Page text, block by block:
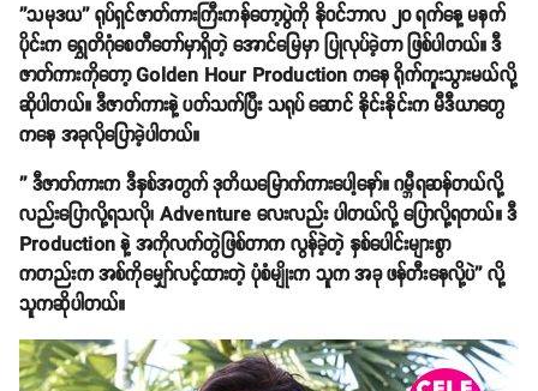
''သမုဒယ'' ရုပ်ရှင်ဇာတ်ကားကြီးကန်တော့ပွဲကို နိုဝင်ဘာလ ၂၀ ရက်နေ့ မနက်
ပိုင်းက ရွှေတိဂုံစေတီတော်မှာရှိတဲ့ အောင်မြေမှာ ပြုလုပ်ခဲ့တာ ဖြစ်ပါတယ်။ ဒီ
ဇာတ်ကားကိုတော့ Golden Hour Production ကနေ ရိုက်ကူးသွားမယ်လို့
ဆိုပါတယ်။ ဒီဇာတ်ကားနဲ့ ပတ်သက်ပြီး သရုပ် ဆောင် နိုင်းနိုင်းက မီဒီယာတွေ
ကနေ အခုလိုပြောခဲ့ပါတယ်။
'' ဒီဇာတ်ကားက ဒီနှစ်အတွက် ဒုတိယမြောက်ကားပေါ့နော်။ ဂမ္ဘီရဆန်တယ်လို့
လည်းပြောလို့ရသလို၊ Adventure လေးလည်း ပါတယ်လို့ ပြောလို့ရတယ်။ ဒီ
Production နဲ့ အကိုလက်တွဲဖြစ်တာက လွန်ခဲ့တဲ့ နှစ်ပေါင်းများစွာ
ကတည်းက အစ်ကိုမျှော်လင့်ထားတဲ့ ပုံစံမျိုးက သူက အခု ဖန်တီးနေလို့ပဲ'' လို့
သူကဆိုပါတယ်။